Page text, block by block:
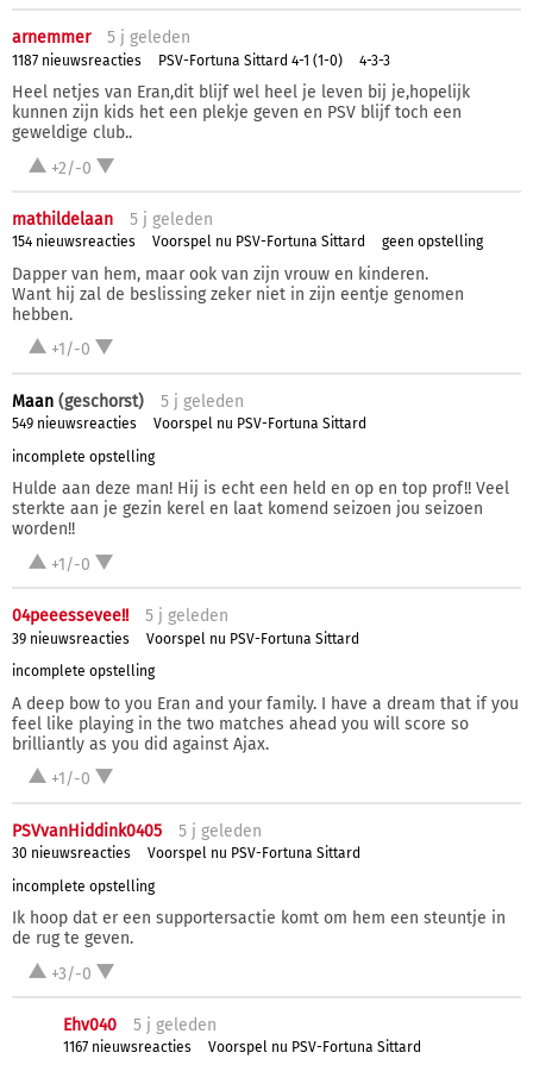
arnemmer 5 j geleden
1187 nieuwsreacties PSV-Fortuna Sittard 4-1 (1-0) 4-3-3
Heel netjes van Eran,dit blijf wel heel je leven bij je,hopelijk
kunnen zijn kids het een plekje geven en PSV blijf toch een
geweldige club..
+2/-0
mathildelaan 5 j geleden
154 nieuwsreacties Voorspel nu PSV-Fortuna Sittard geen opstelling
Dapper van hem, maar ook van zijn vrouw en kinderen.
Want hij zal de beslissing zeker niet in zijn eentje genomen
hebben.
+1/-0
Maan (geschorst) 5 j geleden
549 nieuwsreacties
Voorspel nu PSV-Fortuna Sittard
incomplete opstelling
Hulde aan deze man! Hij is echt een held en op en top prof!! Veel
sterkte aan je gezin kerel en laat komend seizoen jou seizoen
worden!!
+1/-0
04peeessevee!! 5 j geleden
39 nieuwsreacties
Voorspel nu PSV-Fortuna Sittard
incomplete opstelling
A deep bow to you Eran and your family. I have a dream that if you
feel like playing in the two matches ahead you will score so
brilliantly as you did against Ajax.
+1/-0
PSVvanHiddink0405 5 j geleden
30 nieuwsreacties
Voorspel nu PSV-Fortuna Sittard
incomplete opstelling
Ik hoop dat er een supportersactie komt om hem een steuntje in
de rug te geven.
+3/-0
Ehv040 5 j geleden
1167 nieuwsreacties
Voorspel nu PSV-Fortuna Sittard